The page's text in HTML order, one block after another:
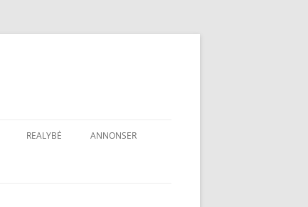
REALYBĖ ANNONSER